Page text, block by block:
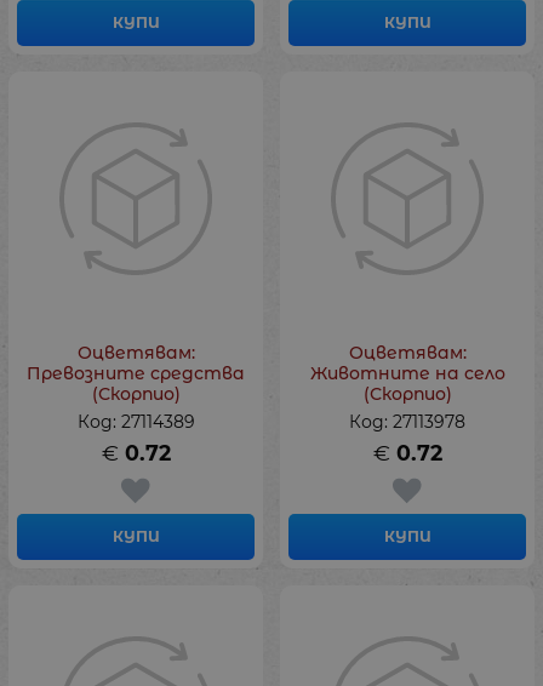
КУПИ КУПИ
Оцветявам:
Превозните средства
(Скорпио)
Код: 27114389
0.72
€
КУПИ
Оцветявам:
Животните на село
(Скорпио)
Код: 27113978
0.72
€
КУПИ